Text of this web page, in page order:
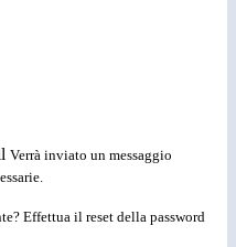
Verrà inviato un messaggio
Effettua il reset della password